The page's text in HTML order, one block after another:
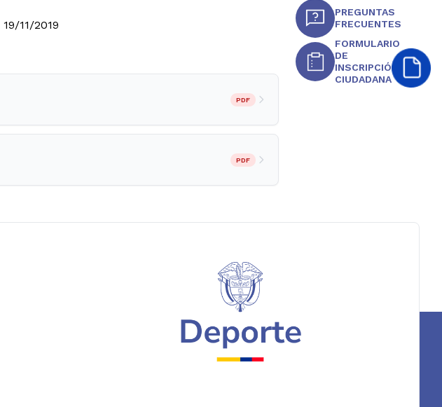
19/11/2019
PDF
PDF
PREGUNTAS
FRECUENTES
FORMULARIO
DE
INSCRIPCIÓN
CIUDADANA